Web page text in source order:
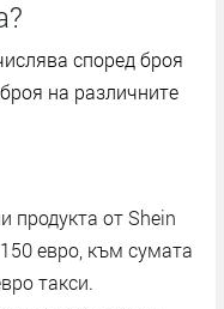
според броя
на различните
продукта от Shein
евро, към сумата
такси.